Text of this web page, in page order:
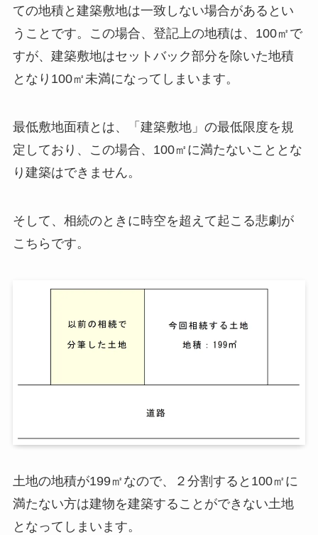
ての地積と建築敷地は一致しない場合があるとい
うことです。この場合、登記上の地積は、100㎡で
すが、建築敷地はセットバック部分を除いた地積
となり100㎡未満になってしまいます。
最低敷地面積とは、「建築敷地」の最低限度を規
定しており、この場合、100㎡に満たないこととな
り建築はできません。
そして、相続のときに時空を超えて起こる悲劇が
こちらです。
土地の地積が199㎡なので、２分割すると100㎡に
満たない方は建物を建築することができない土地
となってしまいます。